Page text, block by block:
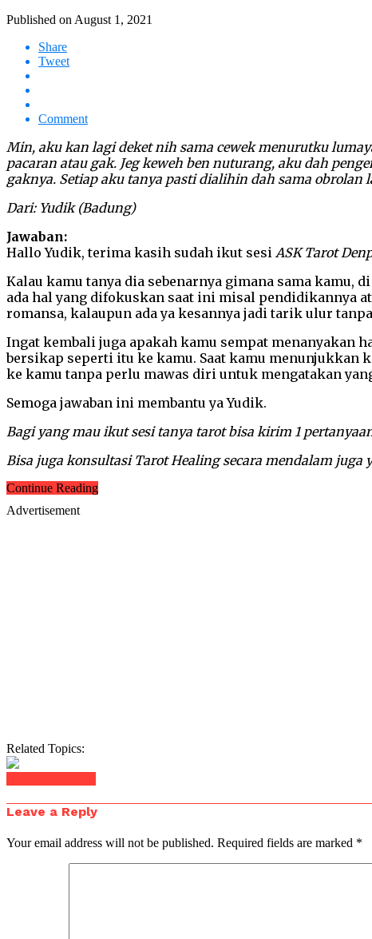
Published on August 1, 2021
Share
Tweet
Comment
Min, aku kan lagi deket nih sama cewek menurutku
pacaran atau gak. Jeg keweh ben nuturang, aku dah
gaknya. Setiap aku tanya pasti dialihin dah sama obrolan
Dari: Yudik (Badung)
Jawaban:
Hallo Yudik, terima kasih sudah ikut sesi ASK Tarot
Kalau kamu tanya dia sebenarnya gimana sama kamu,
ada hal yang difokuskan saat ini misal pendidikannya
romansa, kalaupun ada ya kesannya jadi tarik ulur
Ingat kembali juga apakah kamu sempat menanyakan
bersikap seperti itu ke kamu. Saat kamu menunjukkan
ke kamu tanpa perlu mawas diri untuk mengatakan
Semoga jawaban ini membantu ya Yudik.
Bagi yang mau ikut sesi tanya tarot bisa kirim 1
Bisa juga konsultasi Tarot Healing secara mendalam juga
Continue Reading
Advertisement
Related Topics:
Leave a Reply
Your email address will not be published. Required fields are marked *